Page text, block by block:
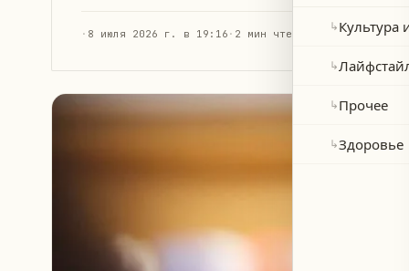
· 8 июля 2026 г. в 19:16 · 2 мин чтения ↳Культура
↳
↳Прочее
↳Здоровье